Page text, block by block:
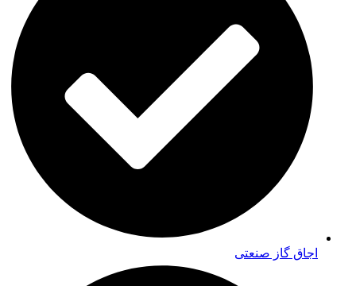
اجاق گاز صنعتی